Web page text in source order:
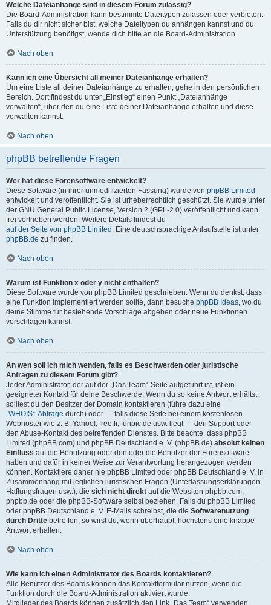
Welche Dateianhänge sind in diesem Forum zulässig?
Die Board-Administration kann bestimmte Dateitypen zulassen oder verbieten.
Falls du dir nicht sicher bist, welche Dateitypen du anhängen kannst und du
Unterstützung benötigst, wende dich bitte an die Board-Administration.
Nach oben
Kann ich eine Übersicht all meiner Dateianhänge erhalten?
Um eine Liste all deiner Dateianhänge zu erhalten, gehe in den persönlichen
Bereich. Dort findest du unter „Einstieg“ einen Punkt „Dateianhänge
verwalten“, über den du eine Liste deiner Dateianhänge erhalten und diese
verwalten kannst.
Nach oben
phpBB betreffende Fragen
Wer hat diese Forensoftware entwickelt?
Diese Software (in ihrer unmodifizierten Fassung) wurde von phpBB Limited
entwickelt und veröffentlicht. Sie ist urheberrechtlich geschützt. Sie wurde unter
der GNU General Public License, Version 2 (GPL-2.0) veröffentlicht und kann
frei vertrieben werden. Weitere Details findest du
auf der Seite von phpBB Limited . Eine deutschsprachige Anlaufstelle ist unter
phpBB.de zu finden.
Nach oben
Warum ist Funktion x oder y nicht enthalten?
Diese Software wurde von phpBB Limited geschrieben. Wenn du denkst, dass
eine Funktion implementiert werden sollte, dann besuche phpBB Ideas, wo du
deine Stimme für bestehende Vorschläge abgeben oder neue Funktionen
vorschlagen kannst.
Nach oben
An wen soll ich mich wenden, falls es Beschwerden oder juristische
Anfragen zu diesem Forum gibt?
Jeder Administrator, der auf der „Das Team“-Seite aufgeführt ist, ist ein
geeigneter Kontakt für deine Beschwerde. Wenn du so keine Antwort erhältst,
solltest du den Besitzer der Domain kontaktieren (führe dazu eine
„WHOIS“-Abfrage durch) oder — falls diese Seite bei einem kostenlosen
Webhoster wie z. B. Yahoo!, free.fr, funpic.de usw. liegt — den Support oder
den Abuse-Kontakt des betreffenden Dienstes. Bitte beachte, dass phpBB
Limited (phpBB.com) und phpBB Deutschland e. V. (phpBB.de) absolut keinen
Einfluss auf die Benutzung oder den oder die Benutzer der Forensoftware
haben und dafür in keiner Weise zur Verantwortung herangezogen werden
können. Kontaktiere daher nie phpBB Limited oder phpBB Deutschland e. V. in
Zusammenhang mit jeglichen juristischen Fragen (Unterlassungserklärungen,
Haftungsfragen usw.), die sich nicht direkt auf die Websiten phpbb.com,
phpbb.de oder die phpBB-Software selbst beziehen. Falls du phpBB Limited
oder phpBB Deutschland e. V. E-Mails schreibst, die die Softwarenutzung
durch Dritte betreffen, so wirst du, wenn überhaupt, höchstens eine knappe
Antwort erhalten.
Nach oben
Wie kann ich einen Administrator des Boards kontaktieren?
Alle Benutzer des Boards können das Kontaktformular nutzen, wenn die
Funktion durch die Board-Administration aktiviert wurde.
Mitglieder des Boards können zusätzlich den Link „Das Team“ verwenden.